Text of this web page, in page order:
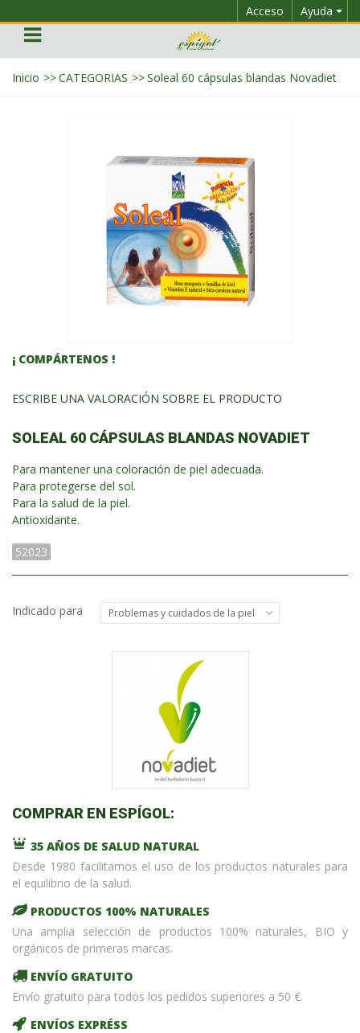
Ayuda
Acceso
Inicio >>CATEGORIAS >>Soleal 60 cápsulas blandas Novadiet
¡ COMPÁRTENOS !
ESCRIBE UNA VALORACIÓN SOBRE EL PRODUCTO
SOLEAL 60 CÁPSULAS BLANDAS NOVADIET
Para mantener una coloración de piel adecuada.
Para protegerse del sol.
Para la salud de la piel.
Antioxidante.
52023
Indicado para Problemas y cuidados de la piel
COMPRAR EN ESPÍGOL:
35 AÑOS DE SALUD NATURAL
Desde 1980 facilitamos el uso de los productos naturales para
el equilibrio de la salud.
PRODUCTOS 100% NATURALES
Una amplia selección de productos 100% naturales, BIO y
orgánicos de primeras marcas.
ENVÍO GRATUITO
Envío gratuito para todos los pedidos superiores a 50 €.
ENVÍOS EXPRÉSS